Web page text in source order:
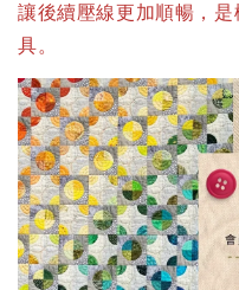
讓後續壓線更加順暢，
具。